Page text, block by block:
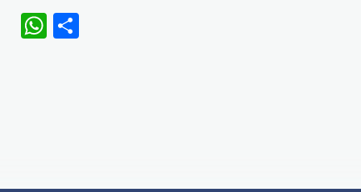
WhatsApp